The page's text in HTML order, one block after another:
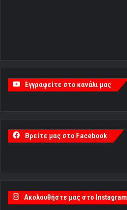
Εγγραφείτε στο κανάλι μας
Βρείτε μας στο Facebook
Ακολουθήστε μας στο Instagram